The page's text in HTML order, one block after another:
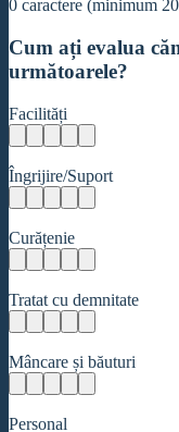
0 caractere (minimum
Cum ați evalua
următoarele?
Facilități
Îngrijire/Suport
Curățenie
Tratat cu demnitate
Mâncare și băuturi
Personal